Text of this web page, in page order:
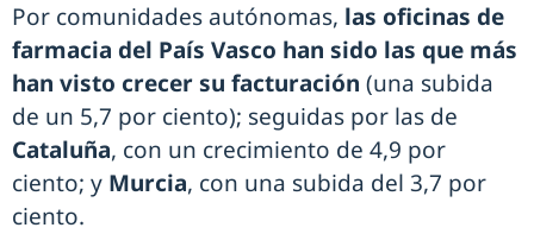
Por comunidades autónomas, las oficinas de
farmacia del País Vasco han sido las que más
han visto crecer su facturación (una subida
de un 5,7 por ciento); seguidas por las de
Cataluña, con un crecimiento de 4,9 por
ciento; y Murcia, con una subida del 3,7 por
ciento.